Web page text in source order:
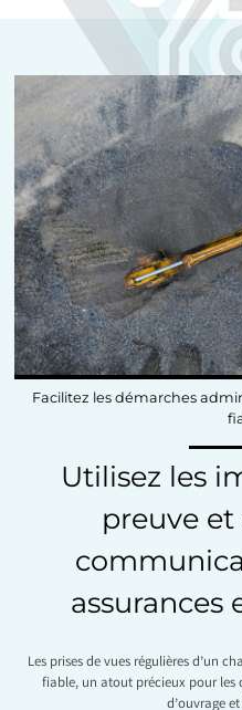
Facilitez les démarches
Utilisez les
preuve
assurances
Les prises de vues régulières d’un
fiable, un atout précieux pour les
d’ouvrage